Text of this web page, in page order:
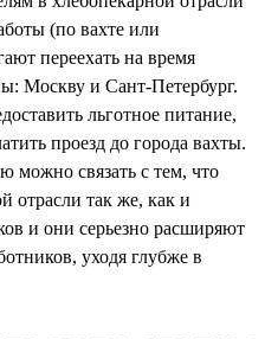
(по вахте или
переехать на время
Москву и Сант-Петербург.
льготное питание,
проезд до города вахты.
связать с тем, что
отрасли так же, как и
и они серьезно расширяют
уходя глубже в